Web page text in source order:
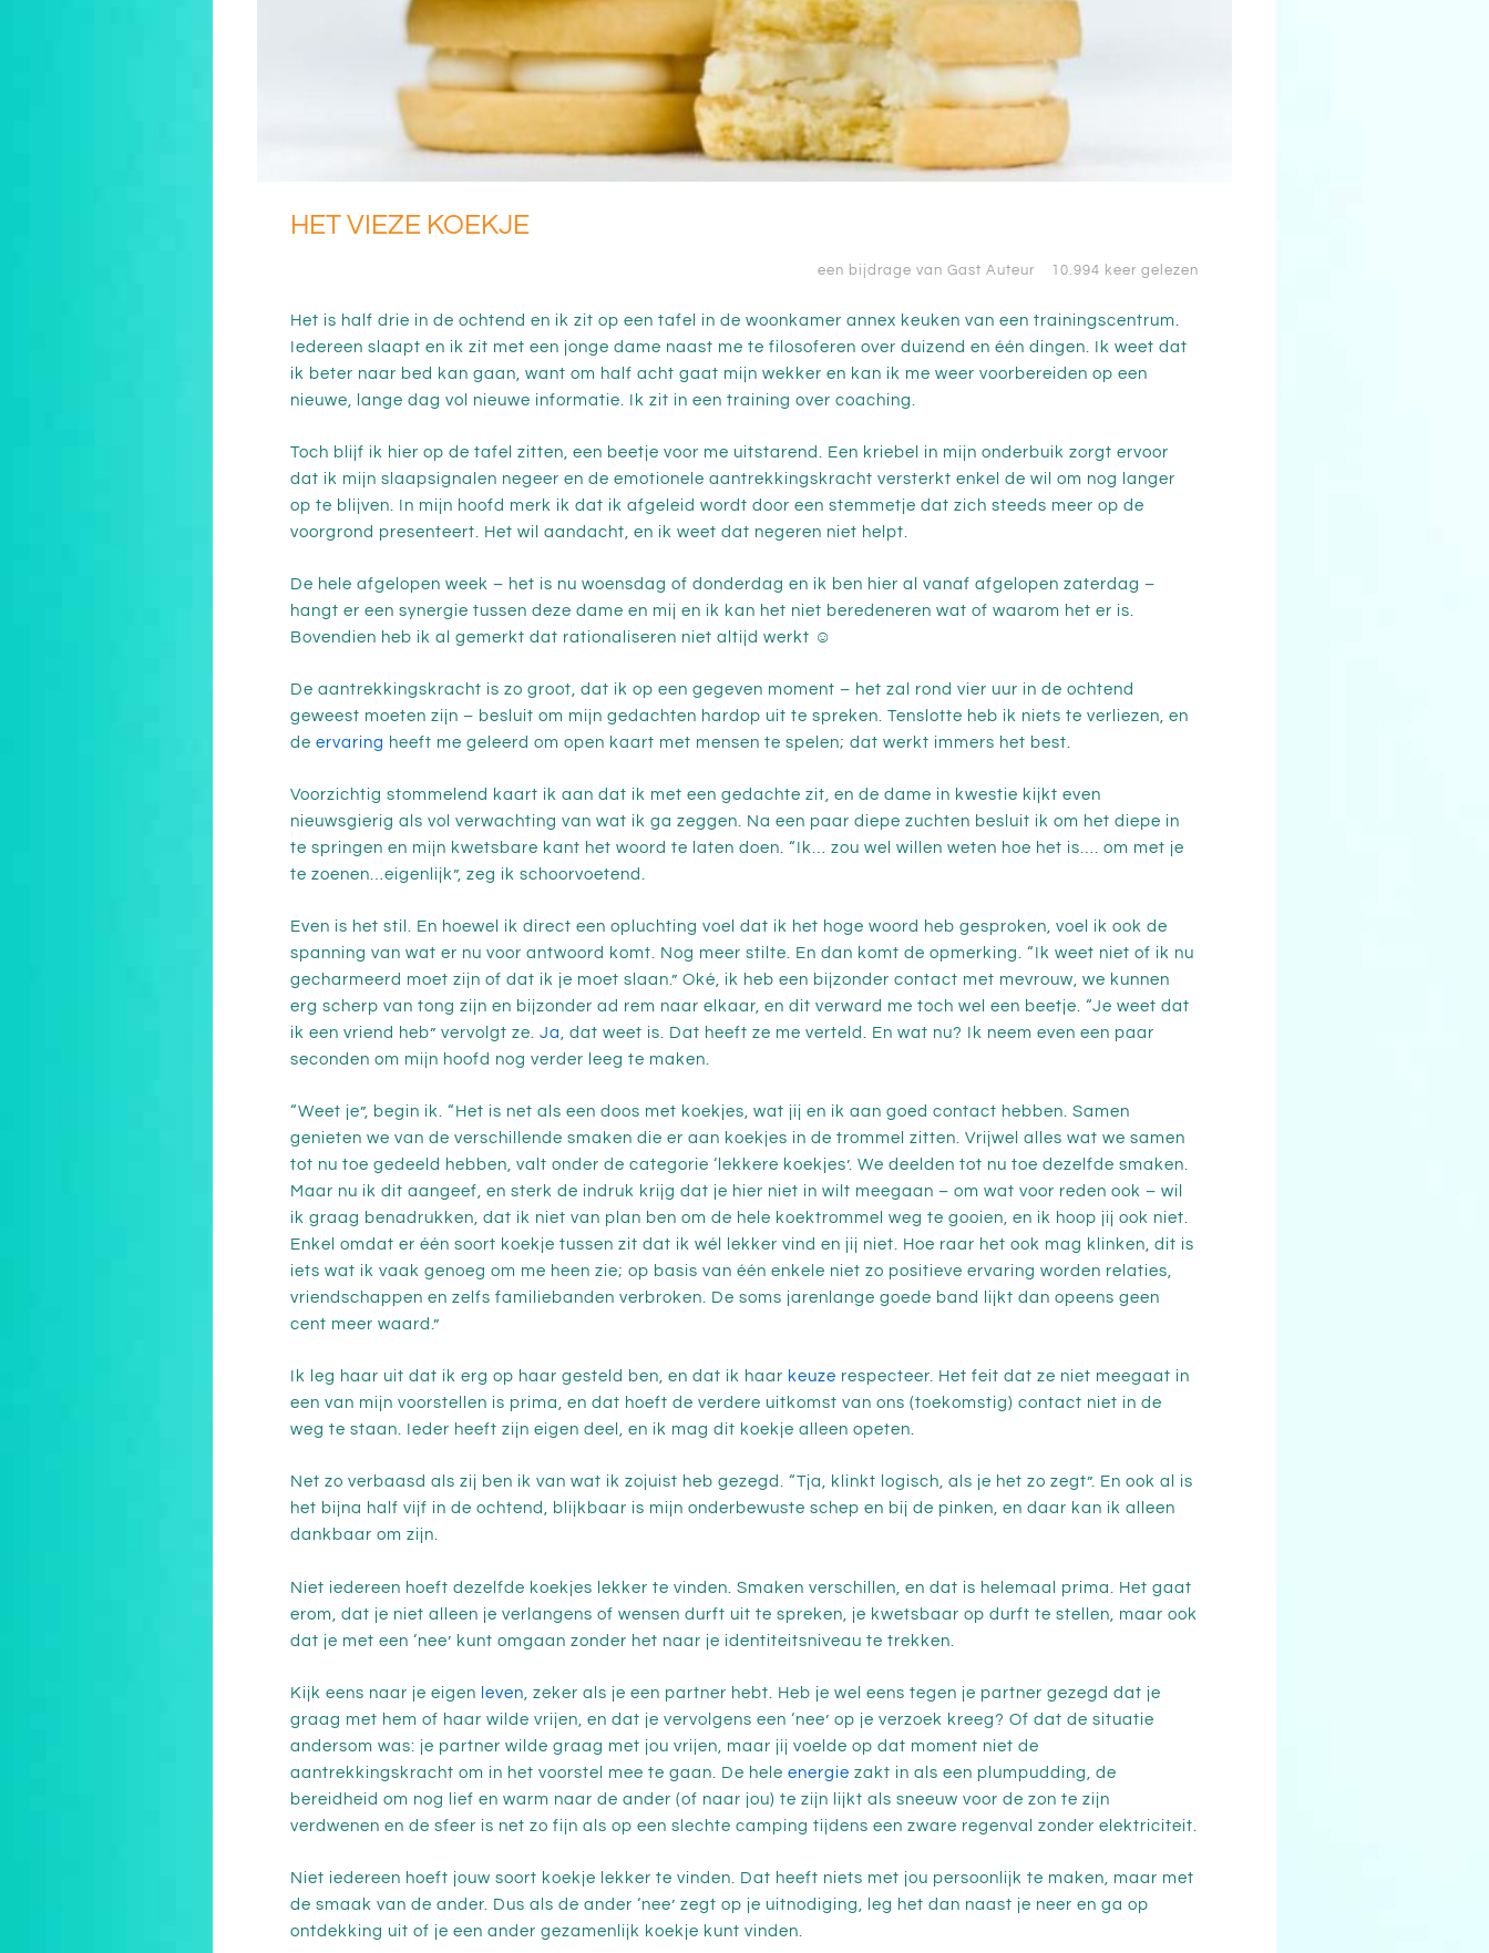
HET VIEZE KOEKJE
een bijdrage van Gast Auteur 10.994 keer gelezen
Het is half drie in de ochtend en ik zit op een tafel in de woonkamer annex keuken van een trainingscentrum.
Iedereen slaapt en ik zit met een jonge dame naast me te filosoferen over duizend en één dingen. Ik weet dat
ik beter naar bed kan gaan, want om half acht gaat mijn wekker en kan ik me weer voorbereiden op een
nieuwe, lange dag vol nieuwe informatie. Ik zit in een training over coaching.
Toch blijf ik hier op de tafel zitten, een beetje voor me uitstarend. Een kriebel in mijn onderbuik zorgt ervoor
dat ik mijn slaapsignalen negeer en de emotionele aantrekkingskracht versterkt enkel de wil om nog langer
op te blijven. In mijn hoofd merk ik dat ik afgeleid wordt door een stemmetje dat zich steeds meer op de
voorgrond presenteert. Het wil aandacht, en ik weet dat negeren niet helpt.
De hele afgelopen week – het is nu woensdag of donderdag en ik ben hier al vanaf afgelopen zaterdag –
hangt er een synergie tussen deze dame en mij en ik kan het niet beredeneren wat of waarom het er is.
Bovendien heb ik al gemerkt dat rationaliseren niet altijd werkt ☺
De aantrekkingskracht is zo groot, dat ik op een gegeven moment – het zal rond vier uur in de ochtend
geweest moeten zijn – besluit om mijn gedachten hardop uit te spreken. Tenslotte heb ik niets te verliezen, en
de ervaring heeft me geleerd om open kaart met mensen te spelen; dat werkt immers het best.
Voorzichtig stommelend kaart ik aan dat ik met een gedachte zit, en de dame in kwestie kijkt even
nieuwsgierig als vol verwachting van wat ik ga zeggen. Na een paar diepe zuchten besluit ik om het diepe in
te springen en mijn kwetsbare kant het woord te laten doen. “Ik… zou wel willen weten hoe het is…. om met je
te zoenen…eigenlijk”, zeg ik schoorvoetend.
Even is het stil. En hoewel ik direct een opluchting voel dat ik het hoge woord heb gesproken, voel ik ook de
spanning van wat er nu voor antwoord komt. Nog meer stilte. En dan komt de opmerking. “Ik weet niet of ik nu
gecharmeerd moet zijn of dat ik je moet slaan.” Oké, ik heb een bijzonder contact met mevrouw, we kunnen
erg scherp van tong zijn en bijzonder ad rem naar elkaar, en dit verward me toch wel een beetje. “Je weet dat
ik een vriend heb” vervolgt ze. Ja, dat weet is. Dat heeft ze me verteld. En wat nu? Ik neem even een paar
seconden om mijn hoofd nog verder leeg te maken.
“Weet je”, begin ik. “Het is net als een doos met koekjes, wat jij en ik aan goed contact hebben. Samen
genieten we van de verschillende smaken die er aan koekjes in de trommel zitten. Vrijwel alles wat we samen
tot nu toe gedeeld hebben, valt onder de categorie ‘lekkere koekjes’. We deelden tot nu toe dezelfde smaken.
Maar nu ik dit aangeef, en sterk de indruk krijg dat je hier niet in wilt meegaan – om wat voor reden ook – wil
ik graag benadrukken, dat ik niet van plan ben om de hele koektrommel weg te gooien, en ik hoop jij ook niet.
Enkel omdat er één soort koekje tussen zit dat ik wél lekker vind en jij niet. Hoe raar het ook mag klinken, dit is
iets wat ik vaak genoeg om me heen zie; op basis van één enkele niet zo positieve ervaring worden relaties,
vriendschappen en zelfs familiebanden verbroken. De soms jarenlange goede band lijkt dan opeens geen
cent meer waard.”
Ik leg haar uit dat ik erg op haar gesteld ben, en dat ik haar keuze respecteer. Het feit dat ze niet meegaat in
een van mijn voorstellen is prima, en dat hoeft de verdere uitkomst van ons (toekomstig) contact niet in de
weg te staan. Ieder heeft zijn eigen deel, en ik mag dit koekje alleen opeten.
Net zo verbaasd als zij ben ik van wat ik zojuist heb gezegd. “Tja, klinkt logisch, als je het zo zegt”. En ook al is
het bijna half vijf in de ochtend, blijkbaar is mijn onderbewuste schep en bij de pinken, en daar kan ik alleen
dankbaar om zijn.
Niet iedereen hoeft dezelfde koekjes lekker te vinden. Smaken verschillen, en dat is helemaal prima. Het gaat
erom, dat je niet alleen je verlangens of wensen durft uit te spreken, je kwetsbaar op durft te stellen, maar ook
dat je met een ‘nee’ kunt omgaan zonder het naar je identiteitsniveau te trekken.
Kijk eens naar je eigen leven , zeker als je een partner hebt. Heb je wel eens tegen je partner gezegd dat je
graag met hem of haar wilde vrijen, en dat je vervolgens een ‘nee’ op je verzoek kreeg? Of dat de situatie
andersom was: je partner wilde graag met jou vrijen, maar jij voelde op dat moment niet de
aantrekkingskracht om in het voorstel mee te gaan. De hele energie zakt in als een plumpudding, de
bereidheid om nog lief en warm naar de ander (of naar jou) te zijn lijkt als sneeuw voor de zon te zijn
verdwenen en de sfeer is net zo fijn als op een slechte camping tijdens een zware regenval zonder elektriciteit.
Niet iedereen hoeft jouw soort koekje lekker te vinden. Dat heeft niets met jou persoonlijk te maken, maar met
de smaak van de ander. Dus als de ander ‘nee’ zegt op je uitnodiging, leg het dan naast je neer en ga op
ontdekking uit of je een ander gezamenlijk koekje kunt vinden.